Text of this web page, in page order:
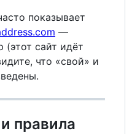
показывает
—
(этот сайт идёт
что «свой» и
правила